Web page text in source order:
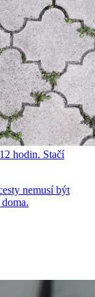
hodin. Stačí
nemusí být